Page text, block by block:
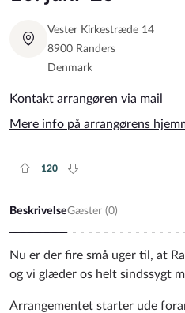
Plus rate
120
Minus rate
BeskrivelseGæster (0)
Nu er der fire små uger til, at
og vi glæder os helt sindssygt
Arrangementet starter ude
Vester Kirkestræde 14
8900 Randers
Denmark
Kontakt arrangøren via mail
Mere info på arrangørens